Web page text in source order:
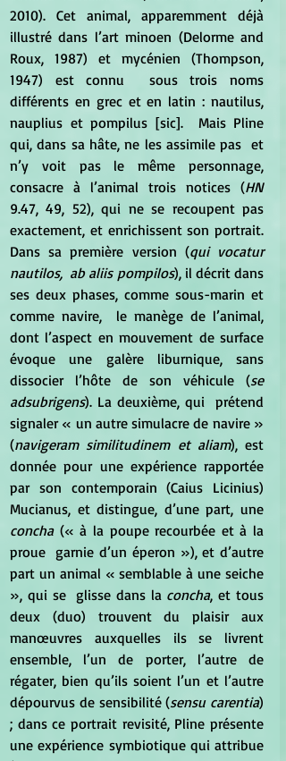
2010). Cet animal, apparemment déjà
illustré dans l’art minoen (Delorme and
Roux, 1987) et mycénien (Thompson,
1947) est connu  sous trois noms
différents en grec et en latin : nautilus,
nauplius et pompilus [sic].  Mais Pline
qui, dans sa hâte, ne les assimile pas  et
n’y voit pas le même personnage,
consacre à l’animal trois notices (HN
9.47, 49, 52), qui ne se recoupent pas
exactement, et enrichissent son portrait.
Dans sa première version (qui vocatur
nautilos,  ab aliis pompilos), il décrit dans
ses deux phases, comme sous-marin et
comme navire,  le manège de l’animal,
dont l’aspect en mouvement de surface
évoque une galère liburnique, sans
dissocier l’hôte de son véhicule (se
adsubrigens). La deuxième, qui  prétend
signaler « un autre simulacre de navire »
(navigeram similitudinem et aliam), est
donnée pour une expérience rapportée
par son contemporain (Caius Licinius)
concha (« à la poupe recourbée et à la
proue  garnie d’un éperon »), et d’autre
part un animal « semblable à une seiche
», qui se  glisse dans la concha, et tous
deux (duo) trouvent du plaisir aux
manœuvres auxquelles ils se livrent
ensemble, l’un de porter, l’autre de
régater, bien qu’ils soient l’un et l’autre
dépourvus de sensibilité (sensu carentia)
; dans ce portrait revisité, Pline présente
une expérience symbiotique qui attribue